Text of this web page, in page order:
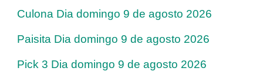
Culona Dia domingo 9 de agosto 2026
Paisita Dia domingo 9 de agosto 2026
Pick 3 Dia domingo 9 de agosto 2026